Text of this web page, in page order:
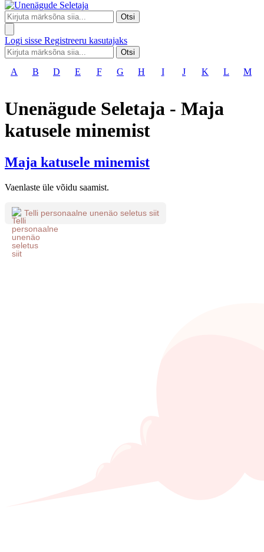
Otsi
Logi sisse Registreeru kasutajaks
Otsi
A B D E F G H I J K L M
Unenägude Seletaja - Maja
katusele minemist
Maja katusele minemist
Vaenlaste üle võidu saamist.
Telli personaalne unenäo seletus siit